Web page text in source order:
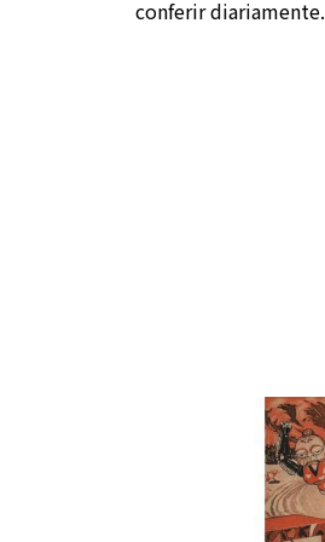
conferir diariamente.